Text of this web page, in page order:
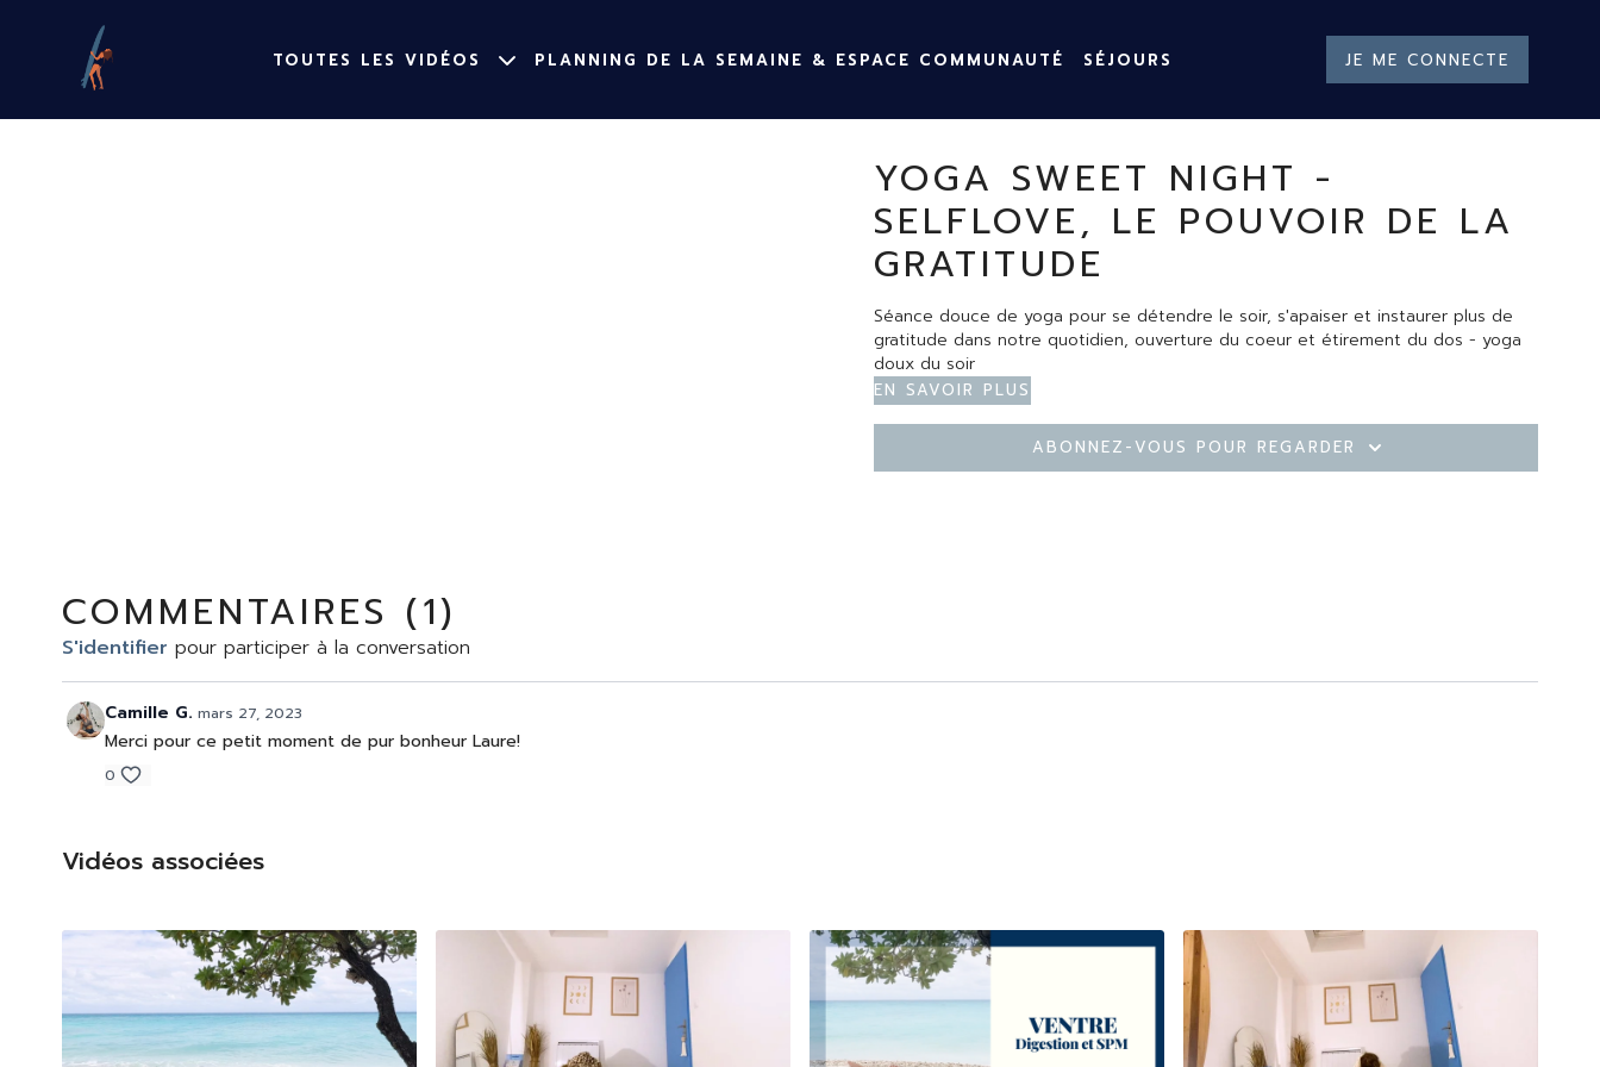
TOUTES LES VIDÉOS PLANNING DE LA SEMAINE & ESPACE COMMUNAUTÉ SÉJOURS JE ME CONNECTE
YOGA SWEET NIGHT -
SELFLOVE, LE POUVOIR DE LA
GRATITUDE
Séance douce de yoga pour se détendre le soir, s'apaiser et instaurer plus de
gratitude dans notre quotidien, ouverture du coeur et étirement du dos - yoga
doux du soir
En savoir plus
Abonnez-vous pour regarder
COMMENTAIRES (1)
S'identifier pour participer à la conversation
Camille G. mars 27, 2023
Merci pour ce petit moment de pur bonheur Laure!
0
Vidéos associées